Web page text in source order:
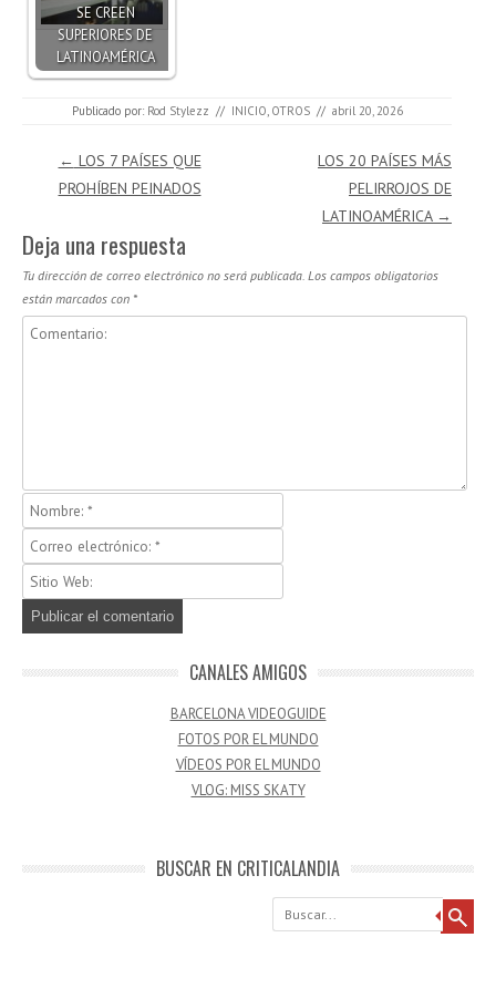
SE CREEN
SUPERIORES DE
LATINOAMÉRICA
Publicado por: Rod Stylezz // INICIO OTROS // abril 20, 2026
Navegación de entradas
← LOS 7 PAÍSES QUE
PROHÍBEN PEINADOS
LOS 20 PAÍSES MÁS
PELIRROJOS DE
LATINOAMÉRICA →
Deja una respuesta
Tu dirección de correo electrónico no será publicada. Los campos obligatorios
están marcados con *
CANALES AMIGOS
BARCELONA VIDEOGUIDE
FOTOS POR EL MUNDO
VÍDEOS POR EL MUNDO
VLOG: MISS SKATY
BUSCAR EN CRITICALANDIA
Buscar